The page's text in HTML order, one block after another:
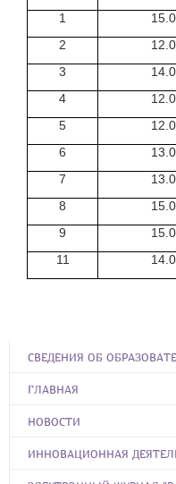
1
2
3
4
5
6
7
8
9
11
СВЕДЕНИЯ ОБ
ГЛАВНАЯ
НОВОСТИ
ИННОВАЦИОННАЯ